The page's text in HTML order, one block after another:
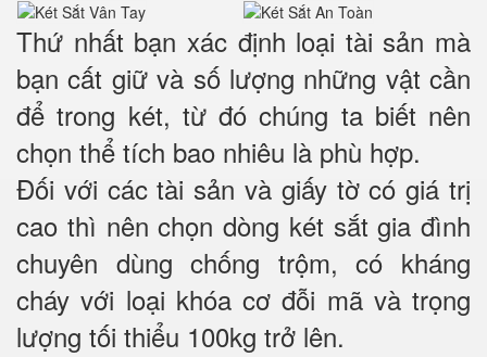
Thứ nhất bạn xác định loại tài sản mà
bạn cất giữ và số lượng những vật cần
để trong két, từ đó chúng ta biết nên
chọn thể tích bao nhiêu là phù hợp.
Đối với các tài sản và giấy tờ có giá trị
cao thì nên chọn dòng két sắt gia đình
chuyên dùng chống trộm, có kháng
cháy với loại khóa cơ đỗi mã và trọng
lượng tối thiểu 100kg trở lên.